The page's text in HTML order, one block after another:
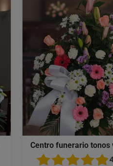
Centro funerario tonos